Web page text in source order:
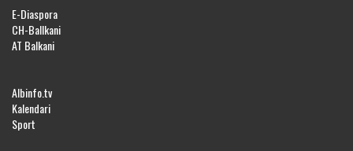
E-Diaspora
CH-Ballkani
AT Balkani
Albinfo.tv
Kalendari
Sport